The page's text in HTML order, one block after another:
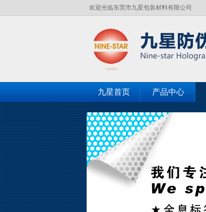
欢迎光临东莞市九星包装材料有限公司
九星首页 产品中心
客户见证 联系九星